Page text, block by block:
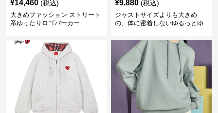
¥14,460 (税込)
大きめファッション ストリート
系ゆったりロゴパーカー
¥9,880 (税込)
ジャストサイズよりも大きめ
の、体に密着しないゆるっとゆ
ゆったりハッピーハート ジップ
アップパーカー